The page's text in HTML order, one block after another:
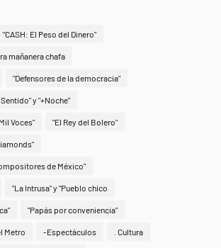
"CASH: El Peso del Dinero"
mañanera chafa
"Defensores de la democracia"
y "+Noche"
Voces" "El Rey del Bolero"
de México"
"La Intrusa" y "Pueblo chico
"Papás por conveniencia"
Metro -Espectáculos . Cultura